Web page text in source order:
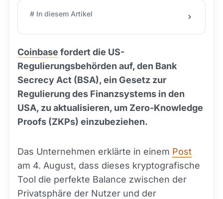
# In diesem Artikel
Coinbase fordert die US-
Regulierungsbehörden auf, den Bank
Secrecy Act (BSA), ein Gesetz zur
Regulierung des Finanzsystems in den
USA, zu aktualisieren, um Zero-Knowledge
Proofs (ZKPs) einzubeziehen.
Das Unternehmen erklärte in einem Post
am 4. August, dass dieses kryptografische
Tool die perfekte Balance zwischen der
Privatsphäre der Nutzer und der